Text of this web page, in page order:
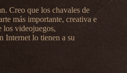
Creo que los chavales de
más importante, creativa e
los videojuegos,
Internet lo tienen a su